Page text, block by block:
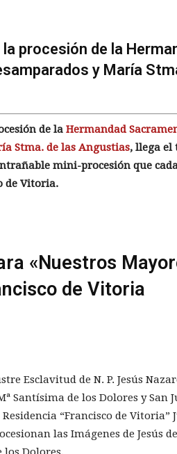
procesión de la
y María
de la Hermandad
Stma. de las Angustias, llega el
mini-procesión que
de Vitoria.
«Nuestros
de Vitoria
Esclavitud de N. P. Jesús
Santísima de los Dolores y San
“Francisco de Vitoria”
las Imágenes de Jesús